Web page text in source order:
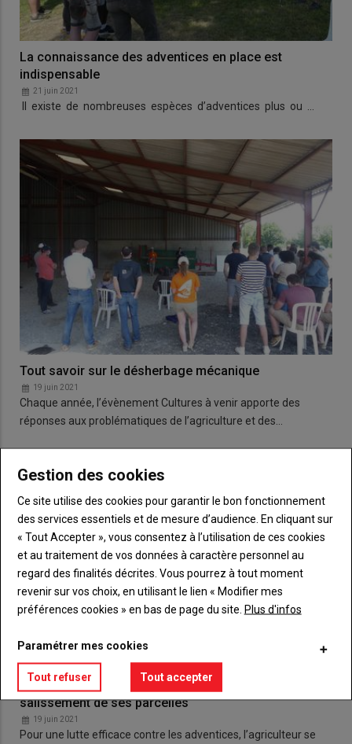
La connaissance des adventices en place est
indispensable
21 juin 2021
Il existe de nombreuses espèces d’adventices plus ou …
Tout savoir sur le désherbage mécanique
19 juin 2021
Chaque année, l’évènement Cultures à venir apporte des
réponses aux problématiques de l’agriculture et des…
Les leviers agronomiques pour enrayer le
salissement de ses parcelles
19 juin 2021
Pour une lutte efficace contre les adventices, l’agriculteur se
Gestion des cookies
Ce site utilise des cookies pour garantir le bon fonctionnement
des services essentiels et de mesure d’audience. En cliquant sur
« Tout Accepter », vous consentez à l’utilisation de ces cookies
et au traitement de vos données à caractère personnel au
regard des finalités décrites. Vous pourrez à tout moment
revenir sur vos choix, en utilisant le lien « Modifier mes
préférences cookies » en bas de page du site. Plus d'infos
Paramétrer mes cookies
Tout refuser Tout accepter